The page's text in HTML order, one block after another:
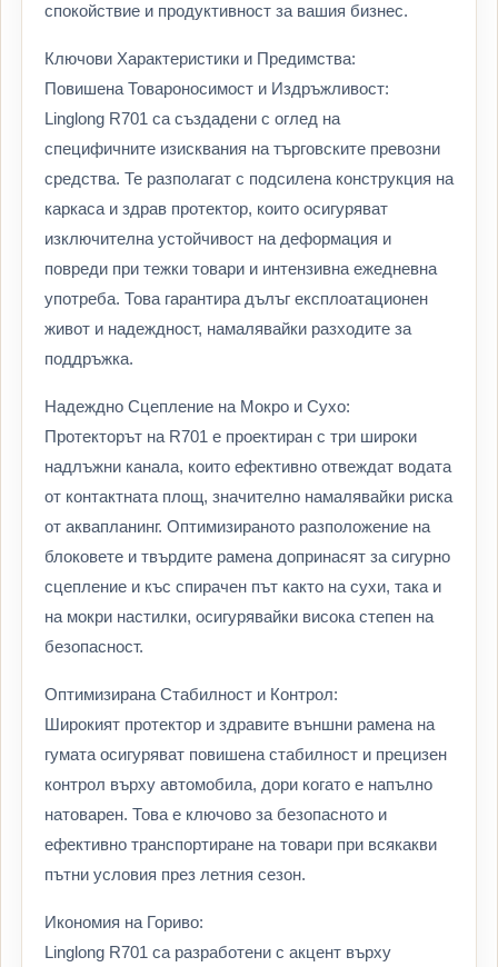
спокойствие и продуктивност за вашия бизнес.
Ключови Характеристики и Предимства:
Повишена Товароносимост и Издръжливост:
Linglong R701 са създадени с оглед на
специфичните изисквания на търговските превозни
средства. Те разполагат с подсилена конструкция на
каркаса и здрав протектор, които осигуряват
изключителна устойчивост на деформация и
повреди при тежки товари и интензивна ежедневна
употреба. Това гарантира дълъг експлоатационен
живот и надеждност, намалявайки разходите за
поддръжка.
Надеждно Сцепление на Мокро и Сухо:
Протекторът на R701 е проектиран с три широки
надлъжни канала, които ефективно отвеждат водата
от контактната площ, значително намалявайки риска
от аквапланинг. Оптимизираното разположение на
блоковете и твърдите рамена допринасят за сигурно
сцепление и къс спирачен път както на сухи, така и
на мокри настилки, осигурявайки висока степен на
безопасност.
Оптимизирана Стабилност и Контрол:
Широкият протектор и здравите външни рамена на
гумата осигуряват повишена стабилност и прецизен
контрол върху автомобила, дори когато е напълно
натоварен. Това е ключово за безопасното и
ефективно транспортиране на товари при всякакви
пътни условия през летния сезон.
Икономия на Гориво:
Linglong R701 са разработени с акцент върху